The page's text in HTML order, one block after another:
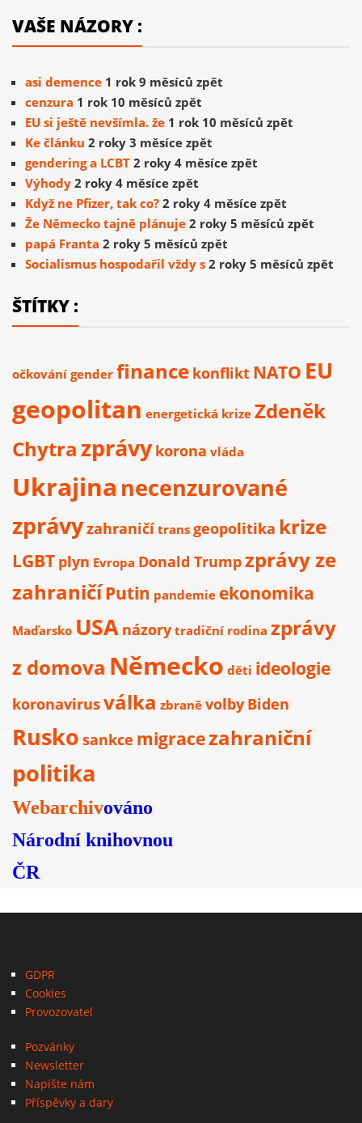
VAŠE NÁZORY :
asi demence 1 rok 9 měsíců zpět
cenzura 1 rok 10 měsíců zpět
EU si ještě nevšímla. že 1 rok 10 měsíců zpět
Ke článku 2 roky 3 měsíce zpět
gendering a LCBT 2 roky 4 měsíce zpět
Výhody 2 roky 4 měsíce zpět
Když ne Pfizer, tak co? 2 roky 4 měsíce zpět
Že Německo tajně plánuje 2 roky 5 měsíců zpět
papá Franta 2 roky 5 měsíců zpět
Socialismus hospodařil vždy s 2 roky 5 měsíců zpět
ŠTÍTKY :
očkování gender finance konflikt NATO EU
geopolitan energetická krize Zdeněk
Chytrazprávy korona vláda
Ukrajina necenzurované
zprávyzahraničí trans geopolitika krize
LGBT plyn Evropa Donald Trumpzprávy ze
zahraničíPutin pandemie ekonomika
Maďarsko USA názory tradiční rodina zprávy
z domova Německo děti ideologie
koronavirusválka zbraně volby Biden
Rusko sankce migracezahraniční
politika
Webarchivováno
Národní knihovnou
ČR
GDPR
Cookies
Provozovatel
Pozvánky
Newsletter
Napište nám
Příspěvky a dary